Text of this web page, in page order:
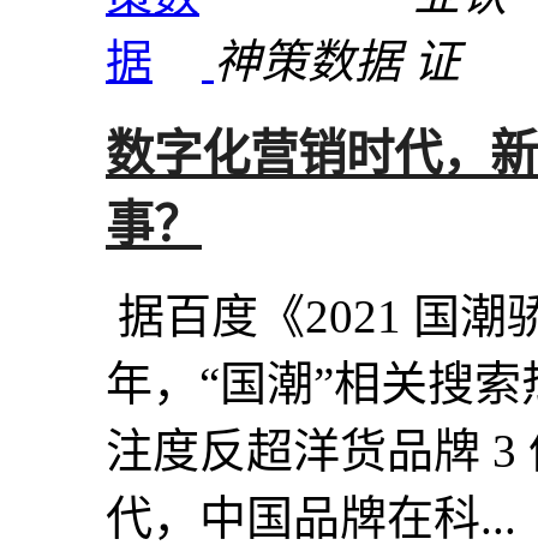
神策数据
数字化营销时代，
事？
据百度《2021 国潮
年，“国潮”相关搜
注度反超洋货品牌 3
代，中国品牌在科...